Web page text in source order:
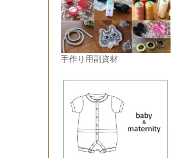
手作り用副資材